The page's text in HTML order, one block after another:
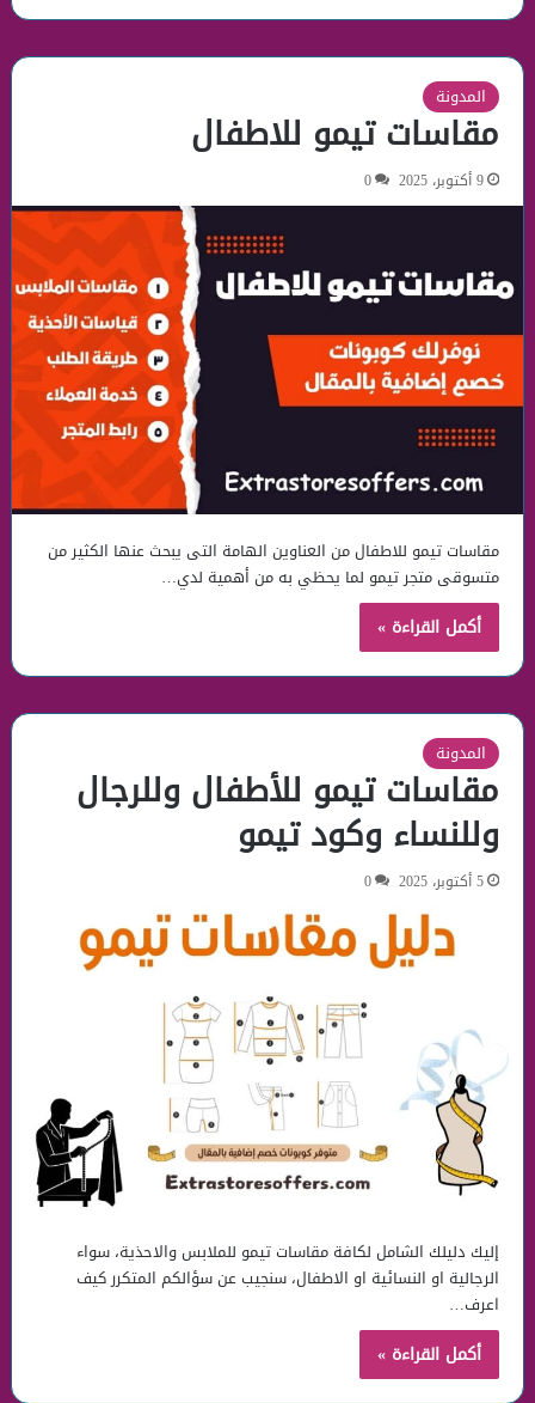
المدونة
مقاسات تيمو للاطفال
9 أكتوبر، 2025 0
مقاسات تيمو للاطفال من العناوين الهامة التى يبحث عنها الكثير من
متسوقى متجر تيمو لما يحظي به من أهمية لدي…
أكمل القراءة »
المدونة
مقاسات تيمو للأطفال وللرجال
وللنساء وكود تيمو
5 أكتوبر، 2025 0
إليك دليلك الشامل لكافة مقاسات تيمو للملابس والاحذية، سواء
الرجالية او النسائية او الاطفال، سنجيب عن سؤالكم المتكرر كيف
اعرف…
أكمل القراءة »